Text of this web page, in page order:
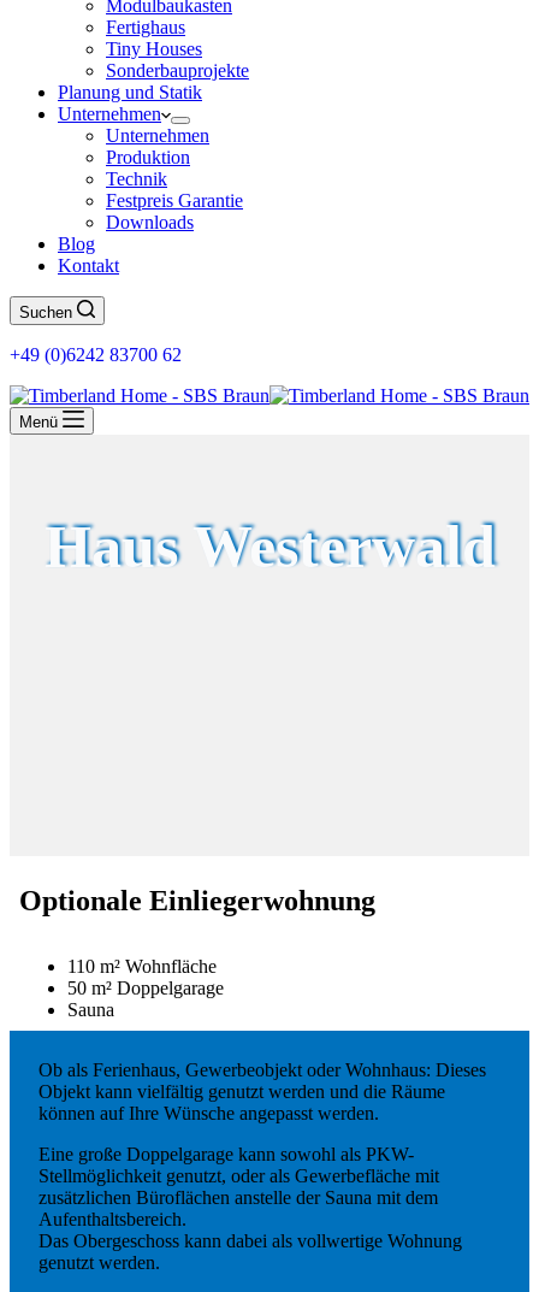
Modulbaukasten
Fertighaus
Tiny Houses
Sonderbauprojekte
Planung und Statik
Unternehmen
Unternehmen
Produktion
Technik
Festpreis Garantie
Downloads
Blog
Kontakt
Suchen
+49 (0)6242 83700 62
Menü
Haus Westerwald
Optionale Einliegerwohnung
110 m² Wohnfläche
50 m² Doppelgarage
Sauna
Ob als Ferienhaus, Gewerbeobjekt oder Wohnhaus: Dieses
Objekt kann vielfältig genutzt werden und die Räume
können auf Ihre Wünsche angepasst werden.
Eine große Doppelgarage kann sowohl als PKW-
Stellmöglichkeit genutzt, oder als Gewerbefläche mit
zusätzlichen Büroflächen anstelle der Sauna mit dem
Aufenthaltsbereich.
Das Obergeschoss kann dabei als vollwertige Wohnung
genutzt werden.